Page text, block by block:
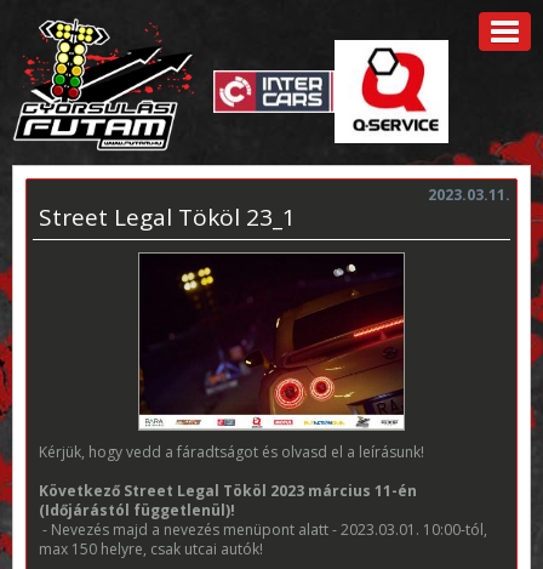
Street Legal Tököl 23_1
2023.03.11.
Kérjük, hogy vedd a fáradtságot és olvasd el a leírásunk!
Következő Street Legal Tököl 2023 március 11-én
(Időjárástól függetlenül)!
- Nevezés majd a nevezés menüpont alatt - 2023.03.01. 10:00-tól,
max 150 helyre, csak utcai autók!